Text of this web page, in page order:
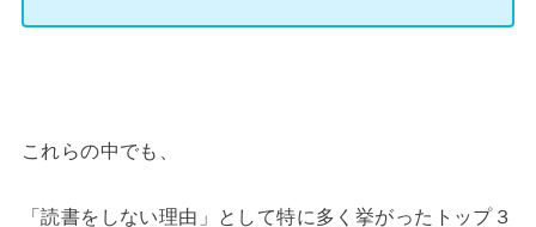
これらの中でも、
「読書をしない理由」として特に多く挙がったトップ３